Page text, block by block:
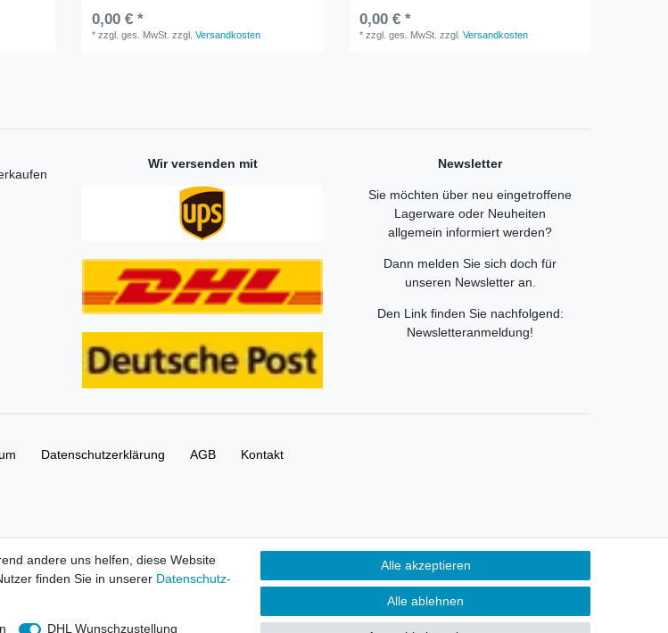
0,00 € *
*zzgl. ges. MwSt. zzgl.Versandkosten
0,00 € *
*zzgl. ges. MwSt. zzgl.Versandkosten
Wir versenden mit Newsletter
Sie möchten über neu eingetroffene
Lagerware oder Neuheiten
allgemein informiert werden?
Dann melden Sie sich doch für
unseren Newsletter an.
Den Link finden Sie nachfolgend:
Newsletteranmeldung!
Daten­schutz­erklärung AGB Kontakt
sind Eigentum Ihrer rechtmäßigen Eigentümer und dienen hier nur der Beschreibung.
MINDSTORMS und MIXELS sind urheberrechtlich geschützte Markenzeichen der LEGO
andere uns helfen, diese Website
finden Sie in unserer Daten­schutz­
DHL Wunschzustellung
Alle akzeptieren
Alle ablehnen